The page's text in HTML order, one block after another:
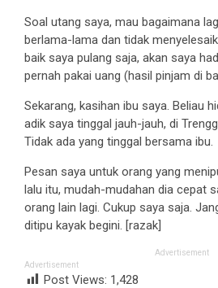
Soal utang saya, mau bagaimana
berlama-lama dan tidak
baik saya pulang saja, akan saya
pernah pakai uang (hasil pinjam di
Sekarang, kasihan ibu saya. Beliau
adik saya tinggal jauh-jauh, di
Tidak ada yang tinggal bersama ibu.
Pesan saya untuk orang yang
lalu itu, mudah-mudahan dia cepat
orang lain lagi. Cukup saya saja.
ditipu kayak begini. [razak]
Advertisement
Advertisement
Post Views: 1,428